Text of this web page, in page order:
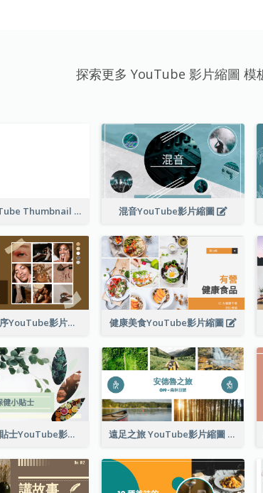
探索更多 YouTube 影片縮圖 模
Blank YouTube Thumbnail 混音YouTube影片縮圖
日常美容程序YouTube影片縮圖 健康美食YouTube影片縮圖
專業保健小貼士YouTube影片縮圖 遠足之旅 YouTube影片縮圖